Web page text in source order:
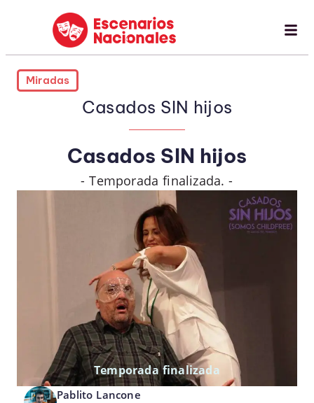
Miradas
Casados SIN hijos
Casados SIN hijos
- Temporada finalizada. -
Temporada finalizada
Pablito Lancone